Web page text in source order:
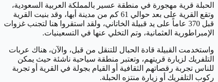
الحبلة قرية مهجورة في منطقة عسير بالمملكة العربية السعودية،
وتقع القرية على بعد حوالي 61 كم من مدينة أبها، وقد بنيت القرية
قبل 370 عاماً على يد قبيلة الخاتاني، ولقد استقروا هنا لتجنب غزوات
الإمبراطورية العثمانية، وتم التخلي عنها في التسعينيات.
واستخدمت القبيلة قادة الحبال للتنقل من قبل، والآن، هناك عربات
التلفريك لزيارة قريتهم، وتعتبر منطقة سياحية ناشئة حيث يمكن
للناس تجربة رقصاتهم الثقافية أو القيام بجولة في القرية أو تجربة
ركوب التلفريك أو زيارة منتزه الحبلة.